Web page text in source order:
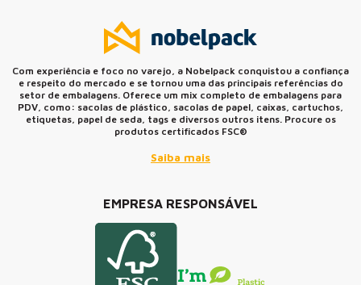
Com experiência e foco no varejo, a Nobelpack conquistou a confiança
e respeito do mercado e se tornou uma das principais referências do
setor de embalagens. Oferece um mix completo de embalagens para
PDV, como: sacolas de plástico, sacolas de papel, caixas, cartuchos,
etiquetas, papel de seda, tags e diversos outros itens. Procure os
produtos certificados FSC®
Saiba mais
EMPRESA RESPONSÁVEL